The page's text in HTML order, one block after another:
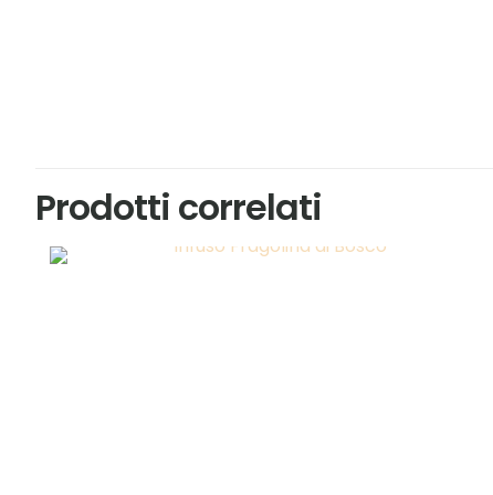
Prodotti correlati